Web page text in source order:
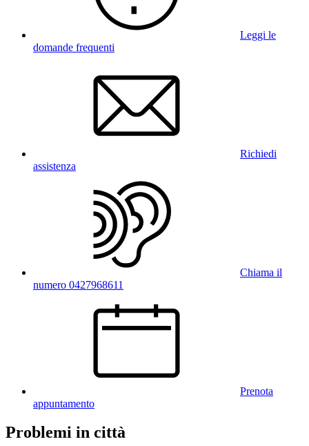
Leggi le
domande frequenti
Richiedi
assistenza
Chiama il
numero 0427968611
Prenota
appuntamento
Problemi in città